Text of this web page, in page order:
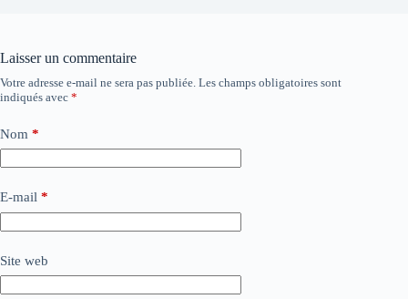
Laisser un commentaire
Votre adresse e-mail ne sera pas publiée. Les champs obligatoires sont
indiqués avec *
Nom *
E-mail *
Site web